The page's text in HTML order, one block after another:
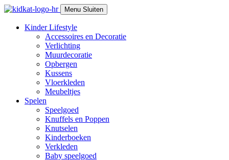
Skip
content
Menu Sluiten
Kinder Lifestyle
Accessoires en Decoratie
Verlichting
Muurdecoratie
Opbergen
Kussens
Vloerkleden
Meubeltjes
Spelen
Speelgoed
Knuffels en Poppen
Knutselen
Kinderboeken
Verkleden
Baby speelgoed